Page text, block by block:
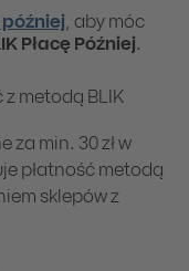
później , aby móc
Płacę Później .
z metodą BLIK
za min. 30 zł w
płatność metodą
sklepów z